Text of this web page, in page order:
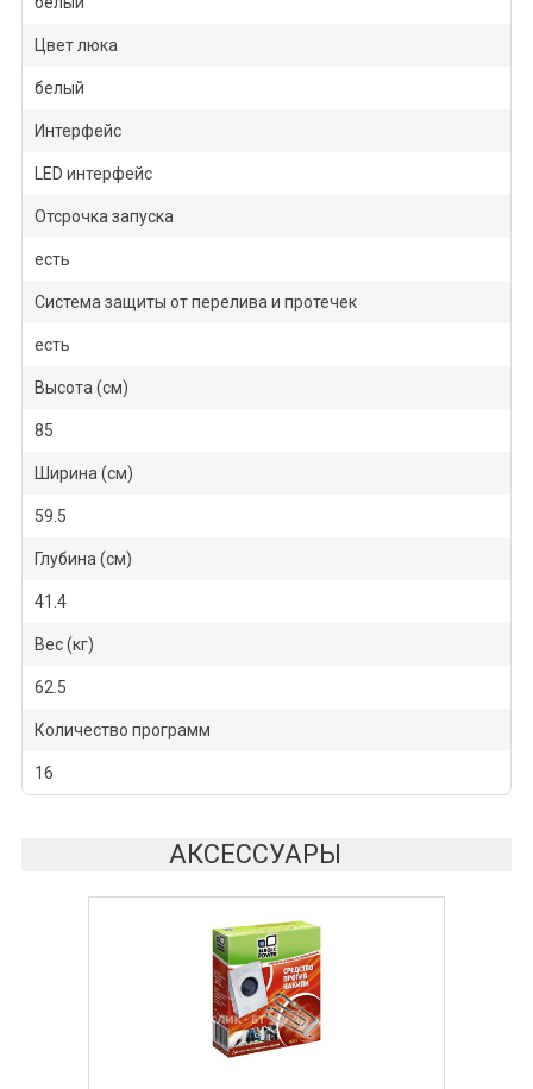
Цвет люка
белый
Интерфейс
LED интерфейс
Отсрочка запуска
есть
Система защиты от перелива и протечек
есть
Высота (см)
85
Ширина (см)
59.5
Глубина (см)
41.4
Вес (кг)
62.5
Количество программ
16
АКСЕССУАРЫ